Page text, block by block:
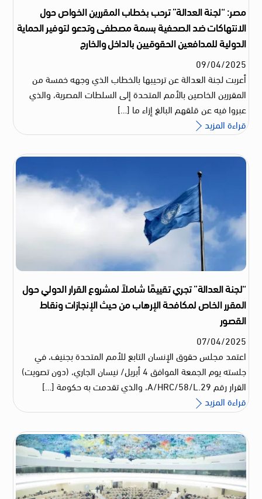
مصر: “لجنة العدالة” ترحب بخطاب المقررين الخواص حول
الانتهاكات ضد الصحفية بسمة مصطفى وتدعو لتوفير الحماية
الدولية للمدافعين الحقوقيين بالداخل والخارج
09/04/2025
أعربت لجنة العدالة عن ترحيبها بالخطاب الذي وجهه خمسة من
المقررين الخاصين بالأمم المتحدة إلى السلطات المصرية، والذي
عبروا فيه عن قلقهم البالغ إزاء ما […]
قراءة المزيد
“لجنة العدالة” تجري تقييمًا شاملاً لمشروع القرار الدولي حول
المقرر الخاص لمكافحة الإرهاب من حيث الإنجازات ونقاط
القصور
07/04/2025
اعتمد مجلس حقوق الإنسان التابع للأمم المتحدة بجنيف، في
جلسته يوم الجمعة الموافق 4 أبريل/ نيسان الجاري، (دون تصويت)
القرار رقم A/HRC/58/L.29، والذي تقدمت به حكومة […]
قراءة المزيد